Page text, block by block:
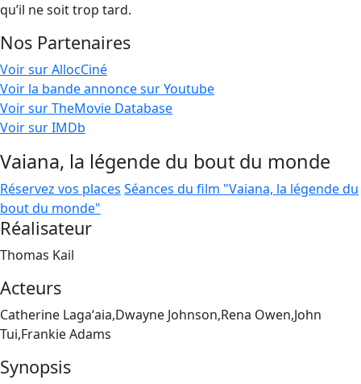
qu’il ne soit trop tard.
Nos Partenaires
Voir sur AllocCiné
Voir la bande annonce sur Youtube
Voir sur TheMovie Database
Voir sur IMDb
Vaiana, la légende du bout du monde
Réservez vos places Séances du film "Vaiana, la légende du
bout du monde"
Réalisateur
Thomas Kail
Acteurs
Catherine Lagaʻaia,Dwayne Johnson,Rena Owen,John
Tui,Frankie Adams
Synopsis